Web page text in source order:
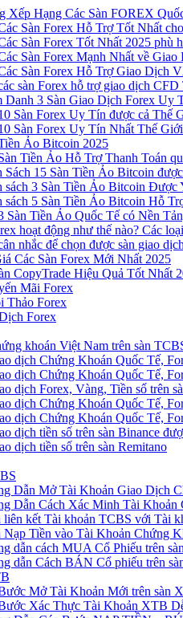
Xếp Hạng Các Sàn FOREX
Sàn Forex Hỗ Trợ Tốt Nhất
Sàn Forex Tốt Nhất 2025 phù
Sàn Forex Mạnh Nhất về
Sàn Forex Hỗ Trợ Giao Dịch
sàn Forex hỗ trợ giao dịch
Danh 3 Sàn Giao Dịch Forex Uy
Sàn Forex Uy Tín được cả Thế
Sàn Forex Uy Tín Nhất Thế
Ảo Bitcoin 2025
Tiền Ảo Hỗ Trợ Thanh Toán
Sách 15 Sàn Tiền Ảo Bitcoin
sách 3 Sàn Tiền Ảo Bitcoin
sách 5 Sàn Tiền Ảo Bitcoin Hỗ
Sàn Tiền Ảo Quốc Tế có Nền
hoạt động như thế nào? Các
nhắc để chọn được sàn giao
Các Sàn Forex Mới Nhất 2025
CopyTrade Hiệu Quả Tốt Nhất
Mãi Forex
Thảo Forex
Forex
khoán Việt Nam trên sàn
dịch Chứng Khoán Quốc Tế,
dịch Chứng Khoán Quốc Tế,
dịch Forex, Vàng, Tiền số trên
dịch Chứng Khoán Quốc Tế,
dịch Chứng Khoán Quốc Tế,
dịch tiền số trên sàn Binance
dịch tiền số trên sàn Remitano
Dẫn Mở Tài Khoản Giao Dịch
Dẫn Cách Xác Minh Tài Khoản
liên kết Tài khoản TCBS với Tài
Nạp Tiền vào Tài Khoản Chứng
dẫn cách MUA Cổ Phiếu trên
dẫn Cách BÁN Cổ phiếu trên
Mở Tài Khoản Mới trên sàn
Xác Thực Tài Khoản XTB